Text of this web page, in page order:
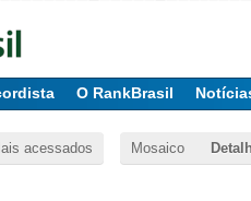
O RankBrasil
acessados Mosaico